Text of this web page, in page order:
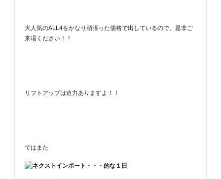
大人気のALL4をかなり頑張った価格で出しているので、是非ご
来場ください！！
リフトアップは迫力ありますよ！！
ではまた